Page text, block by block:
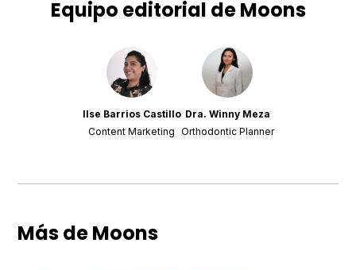
Equipo editorial de Moons
Ilse Barrios Castillo
Content Marketing
Dra. Winny Meza
Orthodontic Planner
Más de Moons